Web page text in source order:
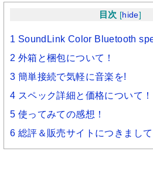
目次 [hide]
1 SoundLink Color Bluetooth
2 外箱と梱包について！
3 簡単接続で気軽に音楽を!
4 スペック詳細と価格について！
5 使ってみての感想！
6 総評＆販売サイトにつきまして